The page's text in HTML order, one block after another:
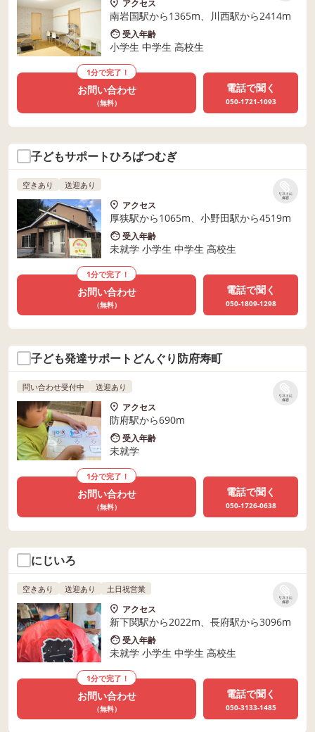
アクセス
南岩国駅から1365m、川西駅から2414m
受入年齢
小学生 中学生 高校生
1分で完了！
お問い合わせ
（無料）
電話で聞く
050-1721-1093
子どもサポートひろばつむぎ
リストに
保存
空きあり 送迎あり
アクセス
厚狭駅から1065m、小野田駅から4519m
受入年齢
未就学 小学生 中学生 高校生
1分で完了！
お問い合わせ
（無料）
電話で聞く
050-1809-1298
子ども発達サポートどんぐり防府寿町
リストに
保存
問い合わせ受付中 送迎あり
アクセス
防府駅から690m
受入年齢
未就学
1分で完了！
お問い合わせ
（無料）
電話で聞く
050-1726-0638
にじいろ
リストに
保存
空きあり 送迎あり 土日祝営業
アクセス
新下関駅から2022m、長府駅から3096m
受入年齢
未就学 小学生 中学生 高校生
1分で完了！
お問い合わせ
（無料）
電話で聞く
050-3133-1485